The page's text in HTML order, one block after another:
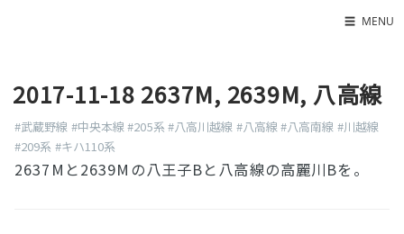
About
LED SS表
☰ MENU
2017-11-18 2637M, 2639M, 八高線
#武蔵野線 #中央本線#205系 #八高川越線 #八高線#八高南線 #川越線
#209系 #キハ110系
2637Mと2639Mの八王子Bと八高線の高麗川Bを。